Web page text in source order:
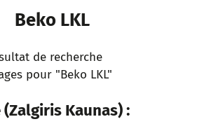
Beko LKL
Kaunas) :